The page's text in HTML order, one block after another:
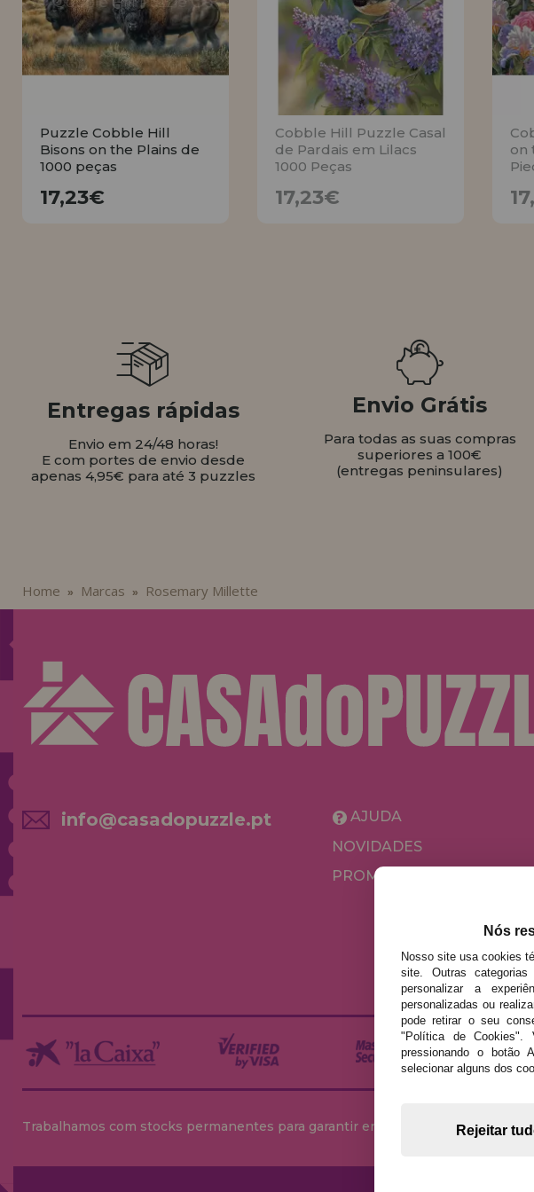
LIQUIDAÇÕES
EM FORMAÇÃO
Puzzle Cobble Hill
Bisons on the Plains de
1000 peças
17,23€
Cobble Hill Puzzle Casal
de Pardais em Lilacs
1000 Peças
17,23€
on
Entregas rápidas
Envio em 24/48 horas!
E com portes de envio desde
apenas 4,95€ para até 3 puzzles
Envio Grátis
Para todas as suas compras
superiores a 100€
(entregas peninsulares)
Home » Marcas » Rosemary Millette
info@casadopuzzle.pt
AJUDA
NOVIDADES
PROMOÇÕES E OFERTAS
Trabalhamos com stocks permanentes para garantir entregas rápidas no
Nós
Nosso site usa cookies
site. Outras
personalizar a
personalizadas ou
pode retirar o seu
"Política de Cookies".
pressionando o botão
selecionar alguns dos
Rejeitar